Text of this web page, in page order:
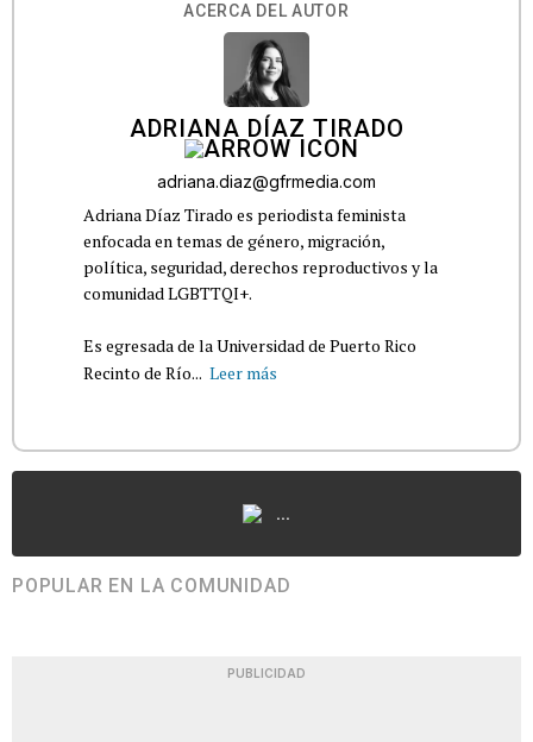
ACERCA DEL AUTOR
ADRIANA DÍAZ TIRADO
adriana.diaz@gfrmedia.com
Adriana Díaz Tirado es periodista feminista
enfocada en temas de género, migración,
política, seguridad, derechos reproductivos y la
comunidad LGBTTQI+.
Es egresada de la Universidad de Puerto Rico
Recinto de Río... Leer más
...
POPULAR EN LA COMUNIDAD
PUBLICIDAD